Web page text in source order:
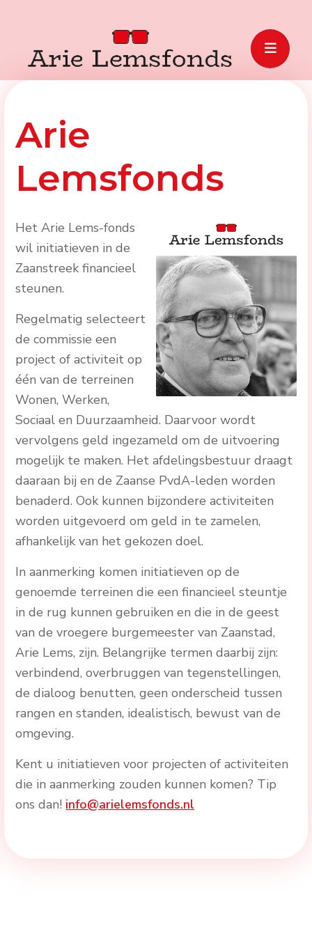
Arie
Lemsfonds
Het Arie Lems-fonds
wil initiatieven in de
Zaanstreek financieel
steunen.
Regelmatig selecteert
de commissie een
project of activiteit op
één van de terreinen
Wonen, Werken,
Sociaal en Duurzaamheid. Daarvoor wordt
vervolgens geld ingezameld om de uitvoering
mogelijk te maken. Het afdelingsbestuur draagt
daaraan bij en de Zaanse PvdA-leden worden
benaderd. Ook kunnen bijzondere activiteiten
worden uitgevoerd om geld in te zamelen,
afhankelijk van het gekozen doel.
In aanmerking komen initiatieven op de
genoemde terreinen die een financieel steuntje
in de rug kunnen gebruiken en die in de geest
van de vroegere burgemeester van Zaanstad,
Arie Lems, zijn. Belangrijke termen daarbij zijn:
verbindend, overbruggen van tegenstellingen,
de dialoog benutten, geen onderscheid tussen
rangen en standen, idealistisch, bewust van de
omgeving.
Kent u initiatieven voor projecten of activiteiten
die in aanmerking zouden kunnen komen? Tip
ons dan! info@arielemsfonds.nl